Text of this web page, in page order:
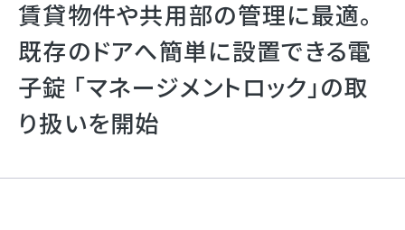
賃貸物件や共用部の管理に最適。
既存のドアへ簡単に設置できる電
子錠 「マネージメントロック」の取
り扱いを開始